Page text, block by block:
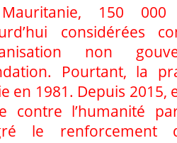
150 000
considérées
non
Pourtant, la
en 1981. Depuis 2015,
contre l’humanité
le renforcement